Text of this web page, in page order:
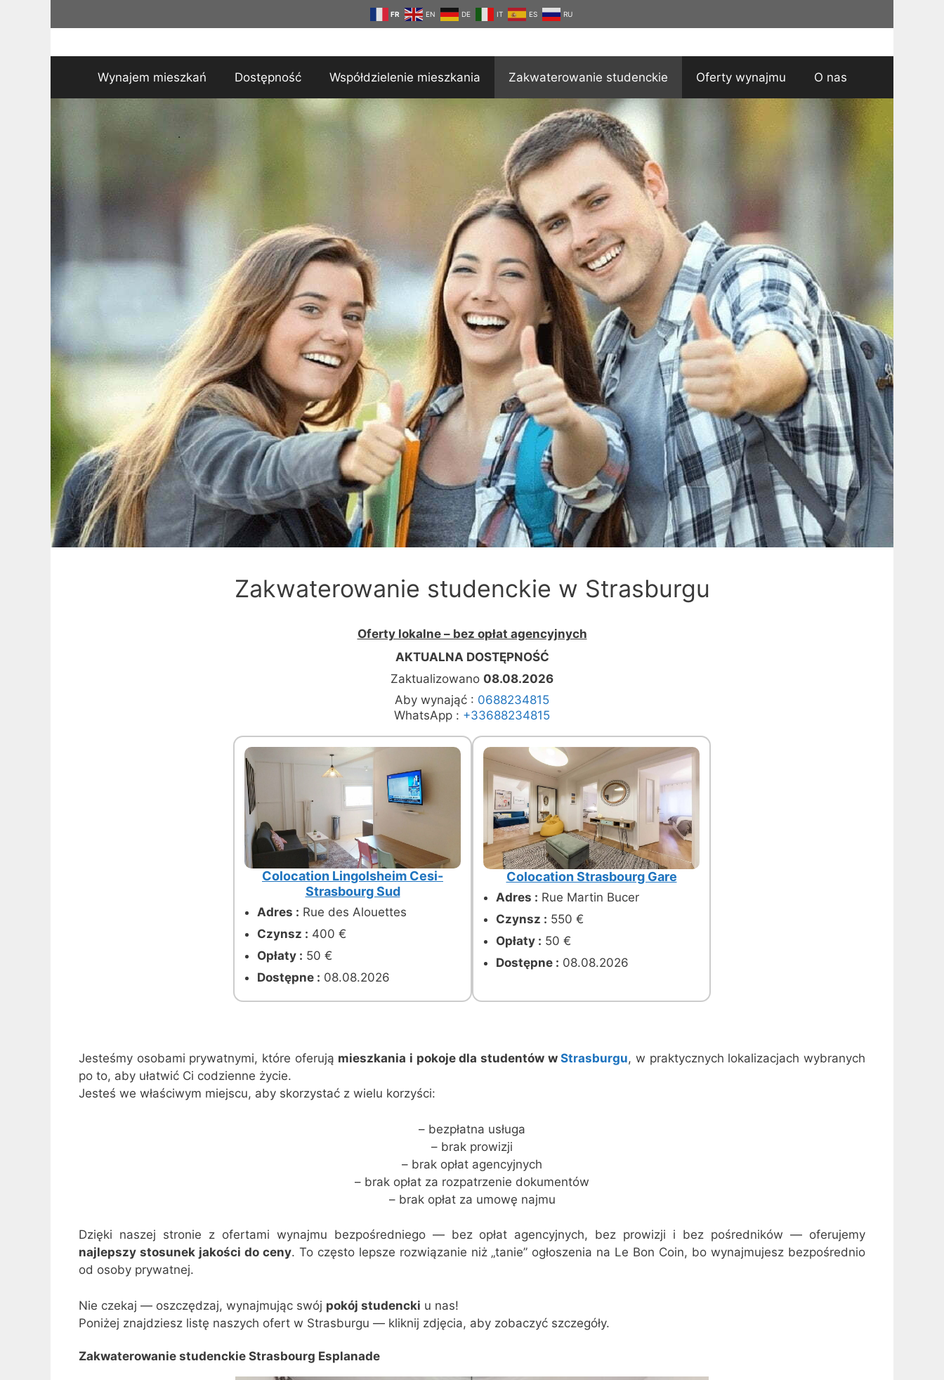
FR EN DE IT ES RU
Wynajem mieszkań Dostępność Współdzielenie mieszkania Zakwaterowanie studenckie Oferty wynajmu O nas
Zakwaterowanie studenckie w Strasburgu
Oferty lokalne – bez opłat agencyjnych
AKTUALNA DOSTĘPNOŚĆ
Zaktualizowano 08.08.2026
Aby wynająć : 0688234815
WhatsApp : +33688234815
Colocation Lingolsheim Cesi-
Strasbourg Sud
Adres : Rue des Alouettes
Czynsz : 400 €
Opłaty : 50 €
Dostępne : 08.08.2026
Colocation Strasbourg Gare
Adres : Rue Martin Bucer
Czynsz : 550 €
Opłaty : 50 €
Dostępne : 08.08.2026
Jesteśmy osobami prywatnymi, które oferują mieszkania i pokoje dla studentów wStrasburgu, w praktycznych lokalizacjach wybranych
po to, aby ułatwić Ci codzienne życie.
Jesteś we właściwym miejscu, aby skorzystać z wielu korzyści:
– bezpłatna usługa
– brak prowizji
– brak opłat agencyjnych
– brak opłat za rozpatrzenie dokumentów
– brak opłat za umowę najmu
Dzięki naszej stronie z ofertami wynajmu bezpośredniego — bez opłat agencyjnych, bez prowizji i bez pośredników — oferujemy
najlepszy stosunek jakości do ceny. To często lepsze rozwiązanie niż „tanie” ogłoszenia na Le Bon Coin, bo wynajmujesz bezpośrednio
od osoby prywatnej.
Nie czekaj — oszczędzaj, wynajmując swój pokój studencki u nas!
Poniżej znajdziesz listę naszych ofert w Strasburgu — kliknij zdjęcia, aby zobaczyć szczegóły.
Zakwaterowanie studenckie Strasbourg Esplanade